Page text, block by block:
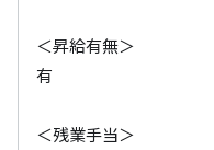
＜昇給有無＞
有
＜残業手当＞